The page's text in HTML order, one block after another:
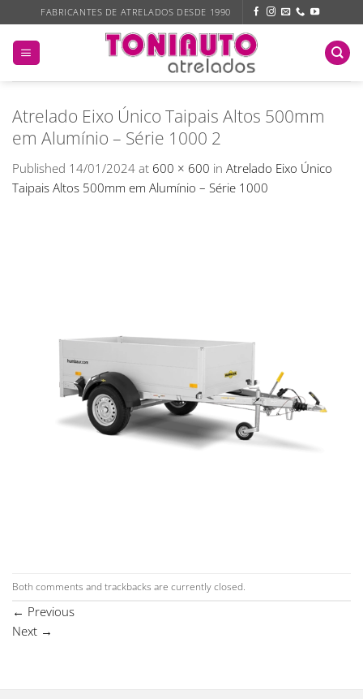
to
content
FABRICANTES DE ATRELADOS DESDE 1990
Atrelado Eixo Único Taipais Altos 500mm
em Alumínio – Série 1000 2
Published 14/01/2024 at 600 × 600 in Atrelado Eixo Único
Taipais Altos 500mm em Alumínio – Série 1000
Both comments and trackbacks are currently closed.
← Previous
Next →